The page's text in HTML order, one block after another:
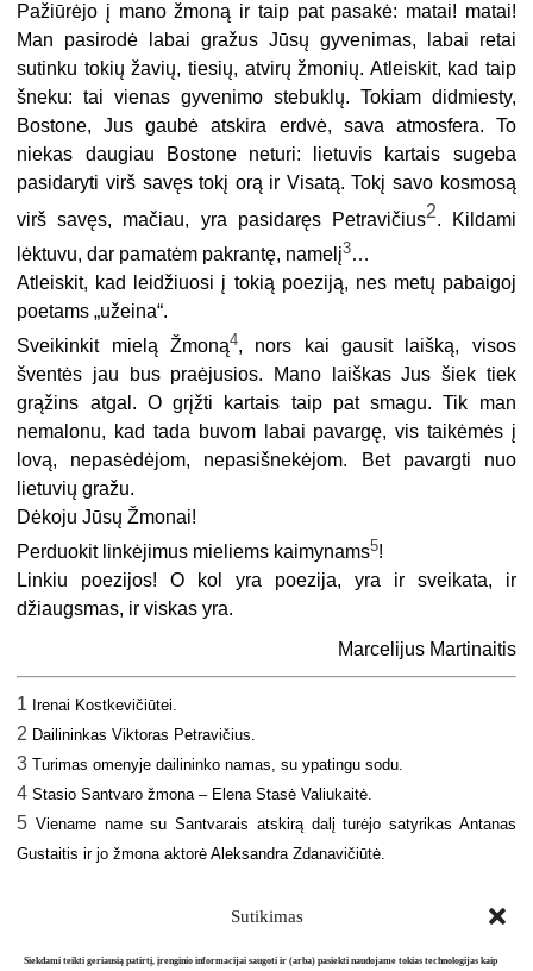
Sutikimas
Siekdami teikti geriausią patirtį, įrenginio informacijai saugoti ir (arba) pasiekti naudojame tokias technologijas kaip
Pažiūrėjo į mano žmoną ir taip pat pasakė: matai! matai!
Man pasirodė labai gražus Jūsų gyvenimas, labai retai
sutinku tokių žavių, tiesių, atvirų žmonių. Atleiskit, kad taip
šneku: tai vienas gyvenimo stebuklų. Tokiam didmiesty,
Bostone, Jus gaubė atskira erdvė, sava atmosfera. To
niekas daugiau Bostone neturi: lietuvis kartais sugeba
pasidaryti virš savęs tokį orą ir Visatą. Tokį savo kosmosą
virš savęs, mačiau, yra pasidaręs Petravičius2. Kildami
lėktuvu, dar pamatėm pakrantę, namelį3…
Atleiskit, kad leidžiuosi į tokią poeziją, nes metų pabaigoj
poetams „užeina“.
Sveikinkit mielą Žmoną4, nors kai gausit laišką, visos
šventės jau bus praėjusios. Mano laiškas Jus šiek tiek
grąžins atgal. O grįžti kartais taip pat smagu. Tik man
nemalonu, kad tada buvom labai pavargę, vis taikėmės į
lovą, nepasėdėjom, nepasišnekėjom. Bet pavargti nuo
lietuvių gražu.
Dėkoju Jūsų Žmonai!
Perduokit linkėjimus mieliems kaimynams5!
Linkiu poezijos! O kol yra poezija, yra ir sveikata, ir
džiaugsmas, ir viskas yra.
Marcelijus Martinaitis
1 Irenai Kostkevičiūtei.
2 Dailininkas Viktoras Petravičius.
3 Turimas omenyje dailininko namas, su ypatingu sodu.
4 Stasio Santvaro žmona – Elena Stasė Valiukaitė.
5 Viename name su Santvarais atskirą dalį turėjo satyrikas Antanas
Gustaitis ir jo žmona aktorė Aleksandra Zdanavičiūtė.